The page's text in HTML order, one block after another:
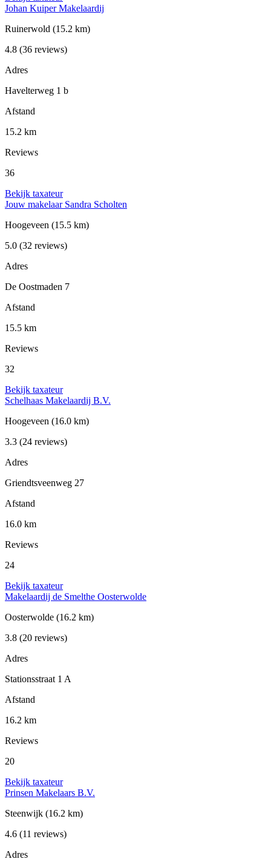
Johan Kuiper Makelaardij
Ruinerwold (15.2 km)
4.8 (36 reviews)
Adres
Havelterweg 1 b
Afstand
15.2 km
Reviews
36
Bekijk taxateur
Jouw makelaar Sandra Scholten
Hoogeveen (15.5 km)
5.0 (32 reviews)
Adres
De Oostmaden 7
Afstand
15.5 km
Reviews
32
Bekijk taxateur
Schelhaas Makelaardij B.V.
Hoogeveen (16.0 km)
3.3 (24 reviews)
Adres
Griendtsveenweg 27
Afstand
16.0 km
Reviews
24
Bekijk taxateur
Makelaardij de Smelthe Oosterwolde
Oosterwolde (16.2 km)
3.8 (20 reviews)
Adres
Stationsstraat 1 A
Afstand
16.2 km
Reviews
20
Bekijk taxateur
Prinsen Makelaars B.V.
Steenwijk (16.2 km)
4.6 (11 reviews)
Adres